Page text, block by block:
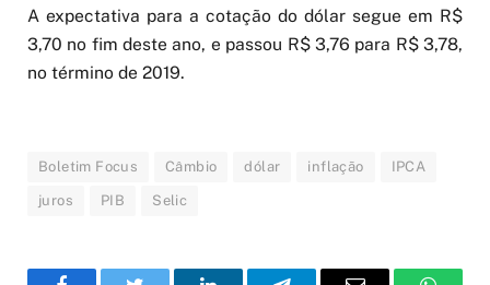
A expectativa para a cotação do dólar segue em R$
3,70 no fim deste ano, e passou R$ 3,76 para R$ 3,78,
no término de 2019.
Boletim Focus Câmbio dólar inflação IPCA
juros PIB Selic